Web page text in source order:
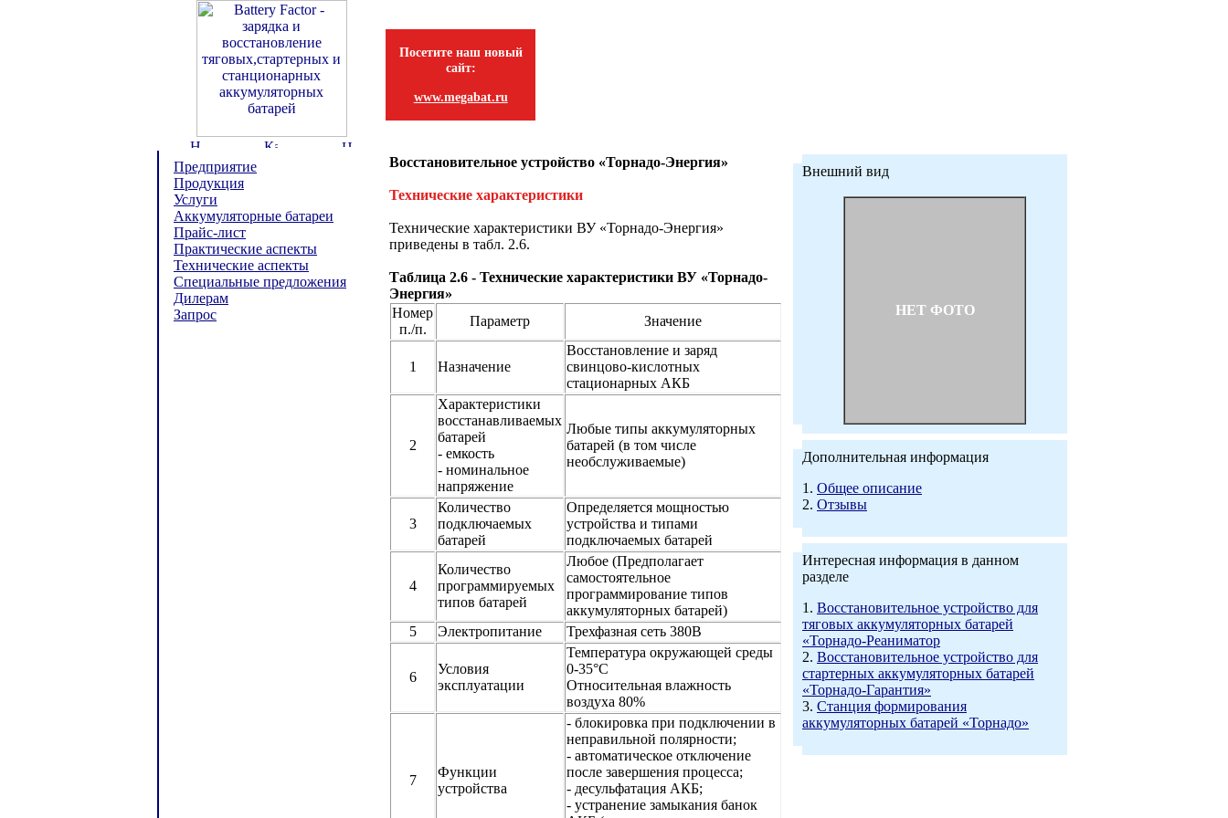
Посетите наш новый
сайт:
www.megabat.ru
Предприятие
Продукция
Услуги
Аккумуляторные батареи
Прайс-лист
Практические аспекты
Технические аспекты
Специальные предложения
Дилерам
Запрос
Восстановительное устройство «Торнадо-Энергия»
Технические характеристики
Технические характеристики ВУ «Торнадо-Энергия»
приведены в табл. 2.6.
Таблица 2.6 - Технические характеристики ВУ «Торнадо-
Энергия»
Номер
п./п.
Параметр Значение
1 Назначение
Восстановление и заряд
свинцово-кислотных
стационарных АКБ
2
Характеристики
восстанавливаемых
батарей
- емкость
- номинальное
напряжение
Любые типы аккумуляторных
батарей (в том числе
необслуживаемые)
3
Количество
подключаемых
батарей
Определяется мощностью
устройства и типами
подключаемых батарей
4
Количество
программируемых
типов батарей
Любое (Предполагает
самостоятельное
программирование типов
аккумуляторных батарей)
5
Электропитание Трехфазная сеть 380В
6
Условия
эксплуатации
Температура окружающей среды
0-35°С
Относительная влажность
воздуха 80%
7
Функции
устройства
- блокировка при подключении в
неправильной полярности;
- автоматическое отключение
после завершения процесса;
- десульфатация АКБ;
- устранение замыкания банок
Внешний вид
НЕТ ФОТО
Дополнительная информация
1. Общее описание
2. Отзывы
Интересная информация в данном
разделе
1. Восстановительное устройство для
тяговых аккумуляторных батарей
«Торнадо-Реаниматор
2. Восстановительное устройство для
стартерных аккумуляторных батарей
«Торнадо-Гарантия»
3. Станция формирования
аккумуляторных батарей «Торнадо»